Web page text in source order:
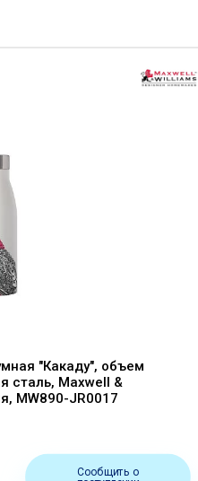
"Какаду", объем
сталь, Maxwell &
MW890-JR0017
Сообщить о